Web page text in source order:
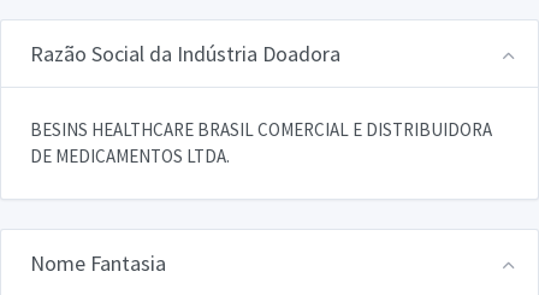
Razão Social da Indústria Doadora
BESINS HEALTHCARE BRASIL COMERCIAL E DISTRIBUIDORA
DE MEDICAMENTOS LTDA.
Nome Fantasia